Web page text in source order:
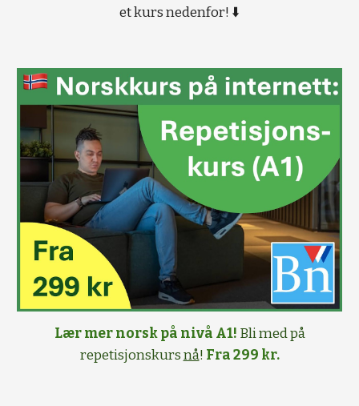
et kurs nedenfor! ⬇️
Lær mer norsk på nivå A1! Bli med på
repetisjonskursnå! Fra 299 kr.